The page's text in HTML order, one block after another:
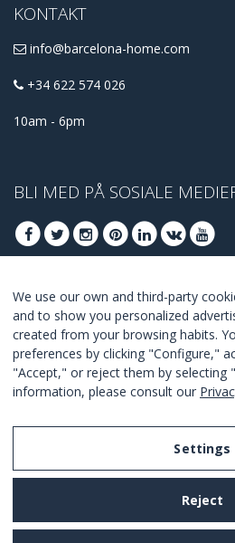
KONTAKT
info@barcelona-home.com
+34 622 574 026
10am - 6pm
BLI MED PÅ SOSIALE
BLI MED FOR Å FÅ VÅRE
I Agree with the terms and
We use our own and third-party
and to show you personalized
created from your browsing habits.
preferences by clicking "Configure,"
"Accept," or reject them by selecting
information, please consult our
Settings
Reject
Legal
Privacy and
Terms and